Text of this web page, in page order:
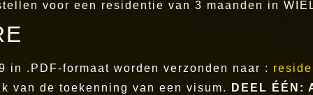
voor een residentie van 3 maanden in
.PDF-formaat worden verzonden naar :
van de toekenning van een visum.
DEEL ÉÉN: